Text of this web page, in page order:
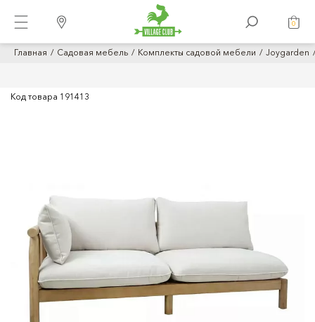
0
Главная Садовая мебель Комплекты садовой мебели Joygarden
Код товара 191413